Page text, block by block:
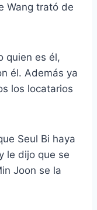
Wang trató de
quien es él,
él. Además ya
los locatarios
Seul Bi haya
le dijo que se
Joon se la